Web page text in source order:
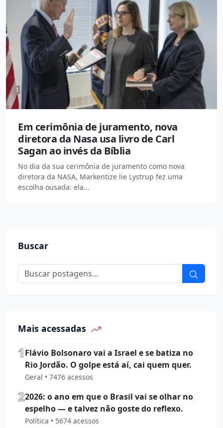
Em cerimônia de juramento, nova
diretora da Nasa usa livro de Carl
Sagan ao invés da Bíblia
No dia da sua cerimônia de juramento como nova
diretora da NASA, Markentize lie Lystrup fez uma
escolha ousada: ela...
Buscar
Mais acessadas
1Flávio Bolsonaro vai a Israel e se batiza no
Rio Jordão. O golpe está aí, cai quem quer.
Geral • 7476 acessos
22026: o ano em que o Brasil vai se olhar no
espelho — e talvez não goste do reflexo.
Política • 5674 acessos